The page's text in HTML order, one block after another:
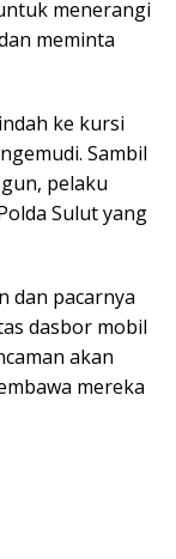
menerangi
meminta
ke kursi
Sambil
pelaku
Sulut yang
dan pacarnya
dasbor mobil
akan
mereka